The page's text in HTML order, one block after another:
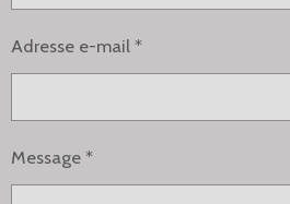
Adresse e-mail *
Message *